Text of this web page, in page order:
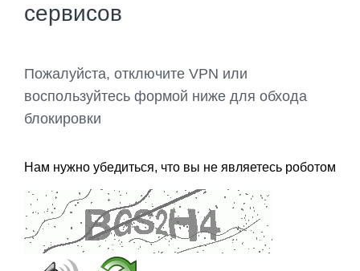
сервисов
Пожалуйста, отключите VPN или
воспользуйтесь формой ниже для обхода
блокировки
Нам нужно убедиться, что вы не являетесь роботом